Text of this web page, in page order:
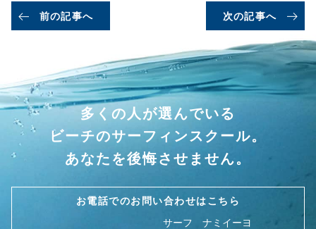
前の記事へ 次の記事へ
多くの人が選んでいる
ビーチのサーフィンスクール。
あなたを後悔させません。
お電話でのお問い合わせはこちら
サーフ ナミイーヨ